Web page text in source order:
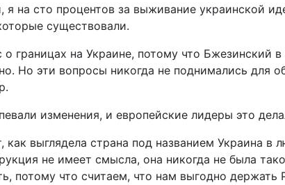
я на сто процентов за выживание украинской
существовали.
на Украине, потому что Бжезинский
Но эти вопросы никогда не поднимались для
изменения, и европейские лидеры это
выглядела страна под названием Украина
не имеет смысла, она никогда не была
потому что считаем, что нам выгодно